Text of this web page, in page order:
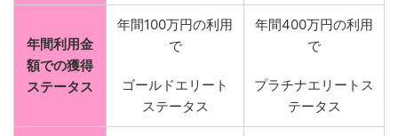
年間利用金
額での獲得
ステータス
年間100万円の利用
で
ゴールドエリート
ステータス
年間400万円の利用
で
プラチナエリートス
テータス